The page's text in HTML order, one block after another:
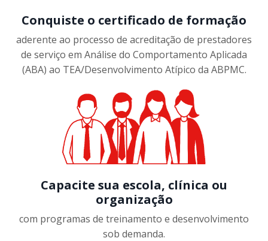
Conquiste o certificado de formação
aderente ao processo de acreditação de prestadores
de serviço em Análise do Comportamento Aplicada
(ABA) ao TEA/Desenvolvimento Atípico da ABPMC.
Capacite sua escola, clínica ou
organização
com programas de treinamento e desenvolvimento
sob demanda.